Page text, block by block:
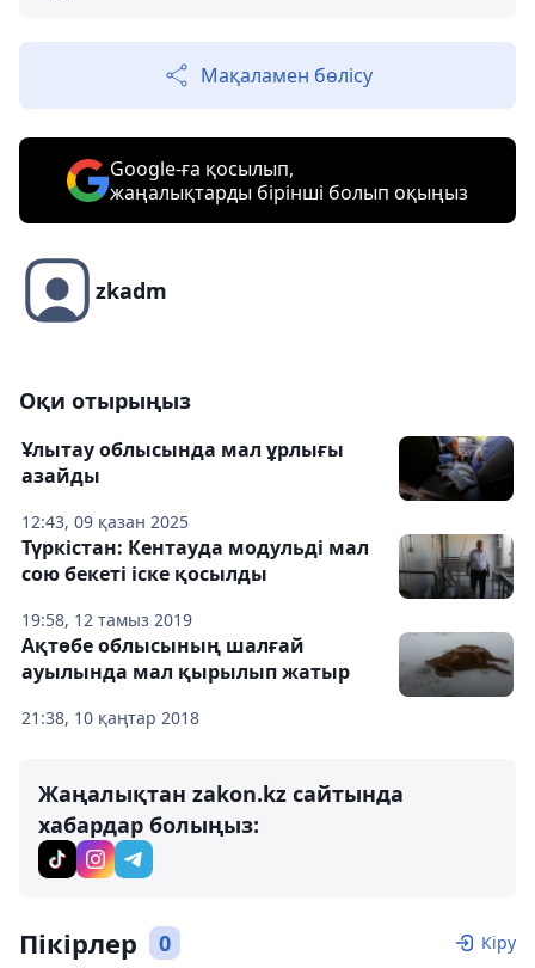
Мақаламен бөлісу
Google-ға қосылып,
жаңалықтарды бірінші болып оқыңыз
zkadm
Оқи отырыңыз
12:43, 09 қазан 2025
Ұлытау облысында мал ұрлығы
азайды
19:58, 12 тамыз 2019
Түркістан: Кентауда модульдi мал
сою бекетi iске қосылды
21:38, 10 қаңтар 2018
Ақтөбе облысының шалғай
ауылында мал қырылып жатыр
Жаңалықтан zakon.kz сайтында
хабардар болыңыз:
Пікірлер 0 Кіру